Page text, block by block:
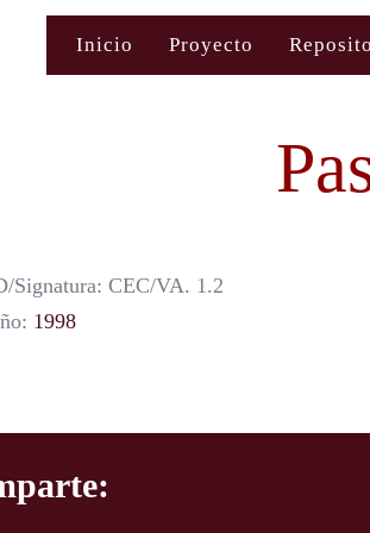
Inicio Proyecto
Signatura: CEC/VA. 1.2
1998